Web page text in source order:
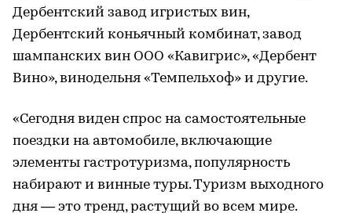
Дербентский завод игристых вин,
Дербентский коньячный комбинат, завод
шампанских вин ООО «Кавигрис», «Дербент
Вино», винодельня «Темпельхоф» и другие.
«Сегодня виден спрос на самостоятельные
поездки на автомобиле, включающие
элементы гастротуризма, популярность
набирают и винные туры. Туризм выходного
дня — это тренд, растущий во всем мире.